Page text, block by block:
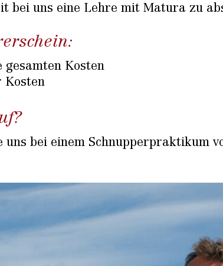
bei uns eine Lehre mit Matura zu
Kosten
Kosten
bei einem Schnupper­praktikum